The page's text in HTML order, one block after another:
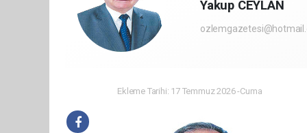
Yakup CEYLAN
Ekleme Tarihi: 17 Temmuz 2026 -Cuma